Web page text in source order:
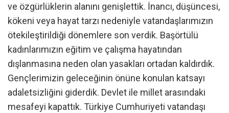
ve özgürlüklerin alanını genişlettik. İnancı, düşüncesi,
kökeni veya hayat tarzı nedeniyle vatandaşlarımızın
ötekileştirildiği dönemlere son verdik. Başörtülü
kadınlarımızın eğitim ve çalışma hayatından
dışlanmasına neden olan yasakları ortadan kaldırdık.
Gençlerimizin geleceğinin önüne konulan katsayı
adaletsizliğini giderdik. Devlet ile millet arasındaki
mesafeyi kapattık. Türkiye Cumhuriyeti vatandaşı